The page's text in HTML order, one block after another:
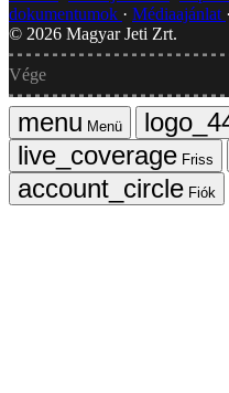
dokumentumok
Médiaajánlat
© 2026 Magyar Jeti Zrt.
Vége
Menü
Friss
Fiók